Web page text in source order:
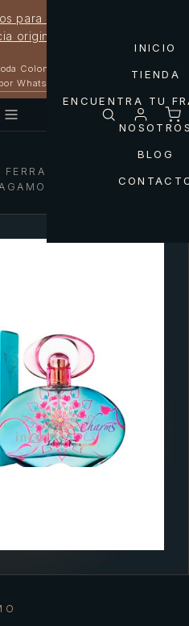
para estrenar tu próxima
original
Colombia
WhatsApp
INICIO
TIENDA
ENCUENTRA TU
BLOG
FERRAGAMO — INCANTO